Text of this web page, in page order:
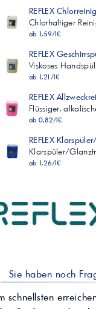
REFLEX
Chlorhaltiger
ab 1,59/l€
REFLEX
Viskoses
ab 1,21/l€
REFLEX
Flüssiger,
ab 0,82/l€
REFLEX
Klarspüler/
ab 1,26/l€
Sie haben noch
schnellsten